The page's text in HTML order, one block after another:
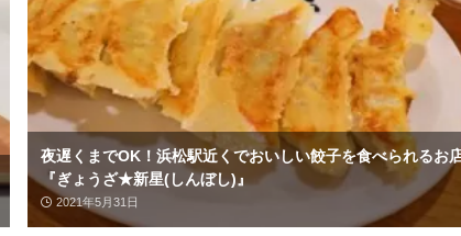
夜遅くまでOK！浜松駅近くでおいしい餃子を食べられるお
『ぎょうざ★新星(しんぼし)』
2021年5月31日